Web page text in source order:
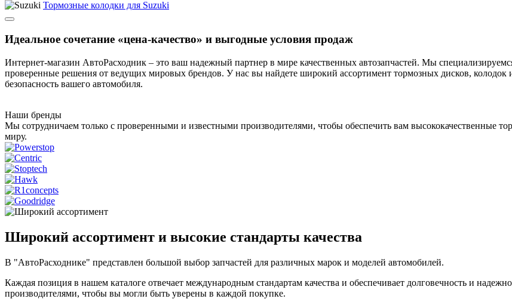
Тормозные колодки для Suzuki
Идеальное сочетание «цена-качество» и выгодные условия продаж
Интернет-магазин АвтоРасходник – это ваш надежный партнер в мире качественных автозапчастей. Мы
проверенные решения от ведущих мировых брендов. У нас вы найдете широкий ассортимент тормозных дисков,
безопасность вашего автомобиля.
Наши бренды
Мы сотрудничаем только с проверенными и известными производителями, чтобы обеспечить вам высококачественные
миру.
Широкий ассортимент и высокие стандарты качества
В "АвтоРасходнике" представлен большой выбор запчастей для различных марок и моделей автомобилей.
Каждая позиция в нашем каталоге отвечает международным стандартам качества и обеспечивает долговечность и
производителями, чтобы вы могли быть уверены в каждой покупке.